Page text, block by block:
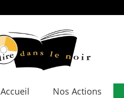
Accueil Nos Actions